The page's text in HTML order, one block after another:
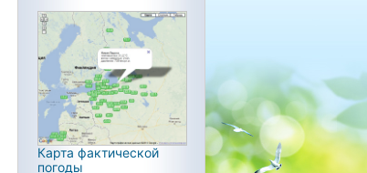
Карта фактической
погоды